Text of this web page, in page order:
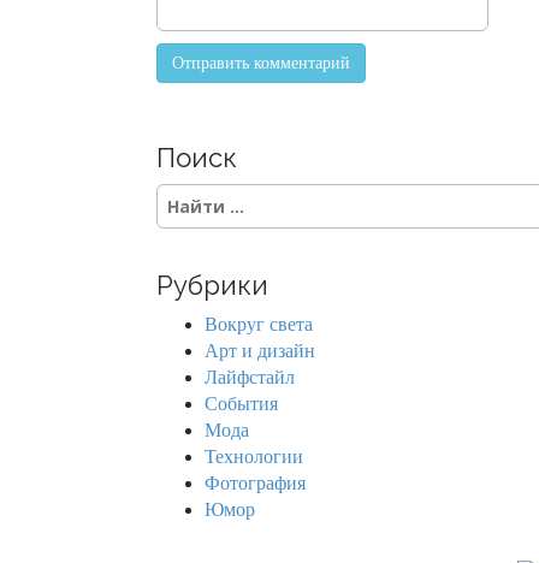
Поиск
S
c
Рубрики
Вокруг света
Арт и дизайн
Лайфстайл
События
Мода
Технологии
Фотография
Юмор